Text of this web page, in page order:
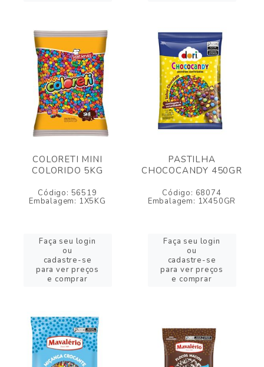
COLORETI MINI
COLORIDO 5KG
Código: 56519
Embalagem: 1X5KG
Faça seu login
ou
cadastre-se
para ver preços
e comprar
PASTILHA
CHOCOCANDY 450GR
Código: 68074
Embalagem: 1X450GR
Faça seu login
ou
cadastre-se
para ver preços
e comprar